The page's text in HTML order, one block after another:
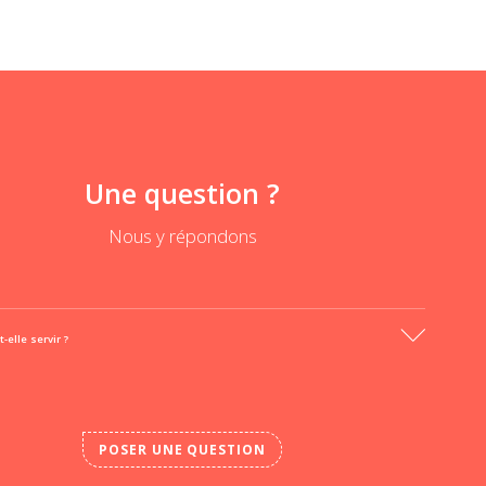
Une question ?
Nous y répondons
elle servir ?
POSER UNE QUESTION